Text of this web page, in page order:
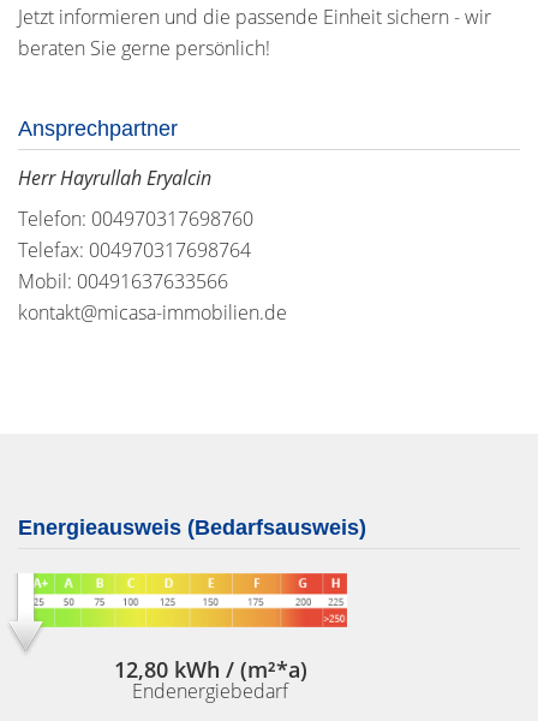
Jetzt informieren und die passende Einheit sichern - wir
beraten Sie gerne persönlich!
Ansprechpartner
Herr Hayrullah Eryalcin
Telefon: 004970317698760
Telefax: 004970317698764
Mobil: 00491637633566
kontakt@micasa-immobilien.de
Energieausweis (Bedarfsausweis)
12,80 kWh / (m²*a)
Endenergiebedarf